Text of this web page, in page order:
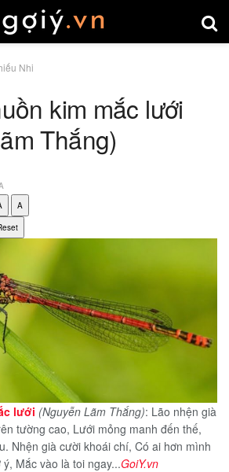
Nhi
kim mắc lưới
Thắng)
A
lưới (Nguyễn Lãm Thắng): Lão nhện già
tường cao, Lưới mỏng manh đến thế,
Nhện già cười khoái chí, Có ai hơn mình
Mắc vào là toi ngay...GoiY.vn